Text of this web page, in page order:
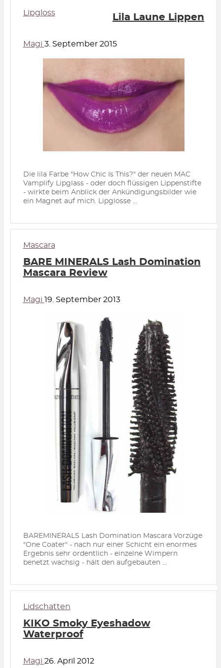
Lipgloss Lila Laune Lippen
Magi 3. September 2015
Die lila Farbe "How Chic Is This?" der neuen MAC
Vamplify Lipglass - oder doch flüssigen Lippenstifte
- wirkte beim Anblick der Ankündigungsbilder wie
ein Magnet auf mich. Lipglosse ...
Mascara
BARE MINERALS Lash Domination
Mascara Review
Magi 19. September 2013
BAREMINERALS Lash Domination Mascara Vorzüge
"One Coater" - nach nur einer Schicht ein enormes
Ergebnis sehr ordentlich - einzelne Wimpern
benetzt wachsig - hält den aufgebauten ...
Lidschatten
KIKO Smoky Eyeshadow
Waterproof
Magi 26. April 2012